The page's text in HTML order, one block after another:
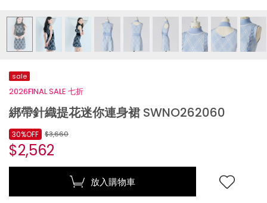
sale
2026FINAL SALE 七折
綁帶針織提花迷你連身裙 SWNO262060
$3,660
$2,562
30%OFF
放入購物車